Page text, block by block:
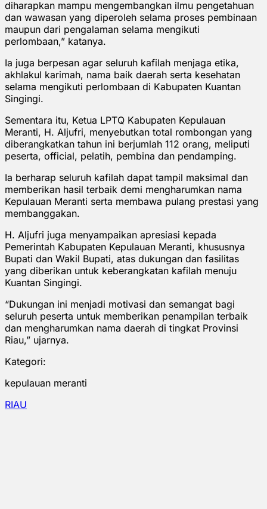
diharapkan mampu mengembangkan ilmu pengetahuan
dan wawasan yang diperoleh selama proses pembinaan
maupun dari pengalaman selama mengikuti
perlombaan,” katanya.
Ia juga berpesan agar seluruh kafilah menjaga etika,
akhlakul karimah, nama baik daerah serta kesehatan
selama mengikuti perlombaan di Kabupaten Kuantan
Singingi.
Sementara itu, Ketua LPTQ Kabupaten Kepulauan
Meranti, H. Aljufri, menyebutkan total rombongan yang
diberangkatkan tahun ini berjumlah 112 orang, meliputi
peserta, official, pelatih, pembina dan pendamping.
Ia berharap seluruh kafilah dapat tampil maksimal dan
memberikan hasil terbaik demi mengharumkan nama
Kepulauan Meranti serta membawa pulang prestasi yang
membanggakan.
H. Aljufri juga menyampaikan apresiasi kepada
Pemerintah Kabupaten Kepulauan Meranti, khususnya
Bupati dan Wakil Bupati, atas dukungan dan fasilitas
yang diberikan untuk keberangkatan kafilah menuju
Kuantan Singingi.
“Dukungan ini menjadi motivasi dan semangat bagi
seluruh peserta untuk memberikan penampilan terbaik
dan mengharumkan nama daerah di tingkat Provinsi
Riau,” ujarnya.
Kategori:
kepulauan meranti
RIAU